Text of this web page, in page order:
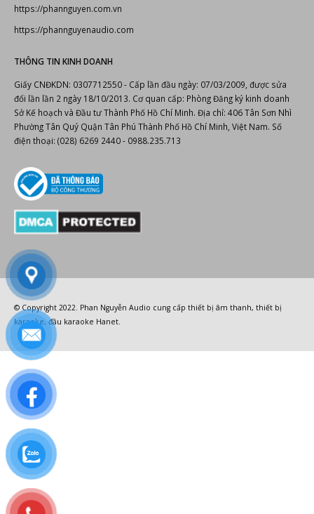
https://phannguyen.com.vn
https://phannguyenaudio.com
THÔNG TIN KINH DOANH
Giấy CNĐKDN: 0307712550 - Cấp lần đầu ngày: 07/03/2009, được sửa
đổi lần lần 2 ngày 18/10/2013. Cơ quan cấp: Phòng Đăng ký kinh doanh
Sở Kế hoạch và Đầu tư Thành Phố Hồ Chí Minh. Địa chỉ: 406 Tân Sơn Nhì
Phường Tân Quý Quận Tân Phú Thành Phố Hồ Chí Minh, Việt Nam. Số
điện thoại: (028) 6269 2440 - 0988.235.713
© Copyright 2022. Phan Nguyễn Audio cung cấp thiết bị âm thanh, thiết bị
karaoke,đầu karaoke Hanet